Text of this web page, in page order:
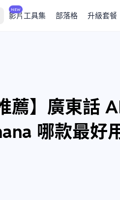
NEW
影片工具集 部落格 升級套餐
薦】廣東話
哪款最好